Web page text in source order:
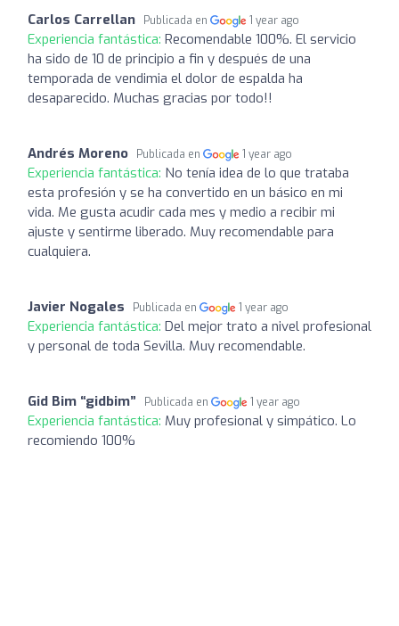
Carlos Carrellan Publicada en 1 year ago
Experiencia fantástica: Recomendable 100%. El servicio
ha sido de 10 de principio a fin y después de una
temporada de vendimia el dolor de espalda ha
desaparecido. Muchas gracias por todo!!
Andrés Moreno Publicada en 1 year ago
Experiencia fantástica: No tenía idea de lo que trataba
esta profesión y se ha convertido en un básico en mi
vida. Me gusta acudir cada mes y medio a recibir mi
ajuste y sentirme liberado. Muy recomendable para
cualquiera.
Javier Nogales Publicada en 1 year ago
Experiencia fantástica: Del mejor trato a nivel profesional
y personal de toda Sevilla. Muy recomendable.
Gid Bim “gidbim” Publicada en 1 year ago
Experiencia fantástica: Muy profesional y simpático. Lo
recomiendo 100%